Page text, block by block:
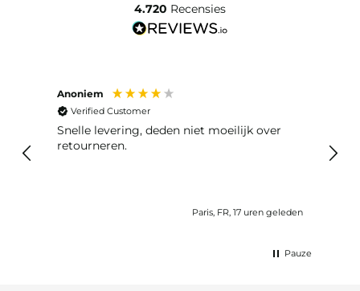
4.720 Recensies
tijd
Anoniem
Verified Customer
Snelle levering, deden niet moeilijk over
retourneren.
Paris, FR, 17 uren geleden
Pauze